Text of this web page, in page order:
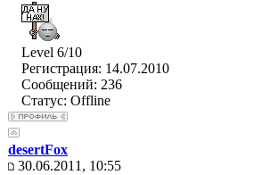
Level 6/10
Регистрация: 14.07.2010
Сообщений: 236
Статус: Offline
desertFox
30.06.2011, 10:55